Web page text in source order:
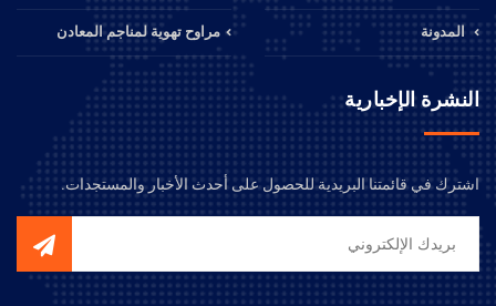
المدونة مراوح تهوية لمناجم المعادن
النشرة الإخبارية
اشترك في قائمتنا البريدية للحصول على أحدث الأخبار والمستجدات.